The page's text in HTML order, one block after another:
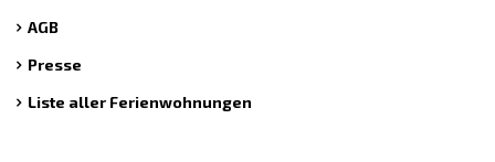
AGB
Presse
Liste aller Ferienwohnungen